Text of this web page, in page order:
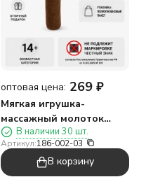
оптовая цена: 269 ₽
Мягкая игрушка-
массажный молоток
"Обезьянка", коричневая
(10*30см)
В наличии 30 шт.
Артикул:186-002-03
В корзину